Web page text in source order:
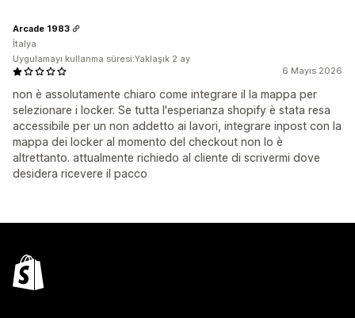
6 Mayıs 2026
non è assolutamente chiaro come integrare il la mappa per
selezionare i locker. Se tutta l'esperianza shopify è stata resa
accessibile per un non addetto ai lavori, integrare inpost con la
mappa dei locker al momento del checkout non lo è
altrettanto. attualmente richiedo al cliente di scrivermi dove
desidera ricevere il pacco
Arcade 1983
İtalya
Uygulamayı kullanma süresi:Yaklaşık 2 ay